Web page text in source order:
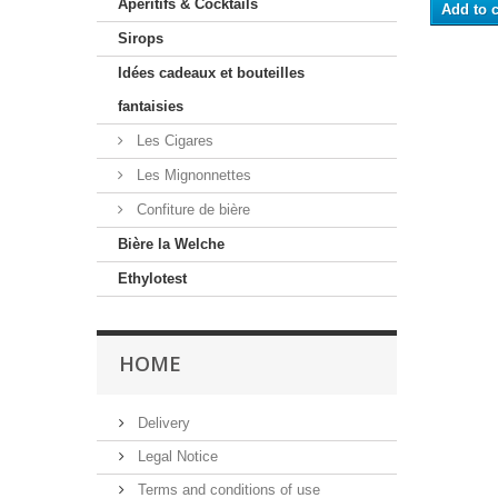
Apéritifs & Cocktails
Sirops
Idées cadeaux et bouteilles
fantaisies
Les Cigares
Les Mignonnettes
Confiture de bière
Bière la Welche
Ethylotest
HOME
Delivery
Legal Notice
Terms and conditions of use
Add to